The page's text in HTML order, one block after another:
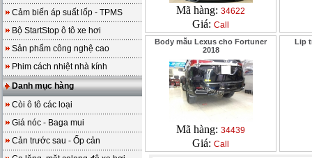
Cảm biến áp suất lốp - TPMS
Bộ StartStop ô tô xe hơi
Sản phẩm công nghệ cao
Phim cách nhiệt nhà kính
Danh mục hàng
Còi ô tô các loại
Giá nóc - Baga mui
Cản trước sau - Ốp cản
Mã hàng: 34622
Giá: Call
Body mẫu Lexus cho Fortuner
2018
Mã hàng: 34439
Giá: Call
Lip